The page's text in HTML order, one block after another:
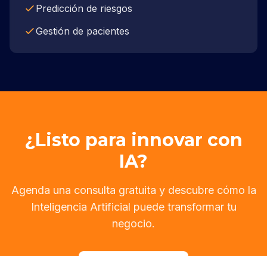
Predicción de riesgos
Gestión de pacientes
¿Listo para innovar con
IA?
Agenda una consulta gratuita y descubre cómo la
Inteligencia Artificial puede transformar tu
negocio.